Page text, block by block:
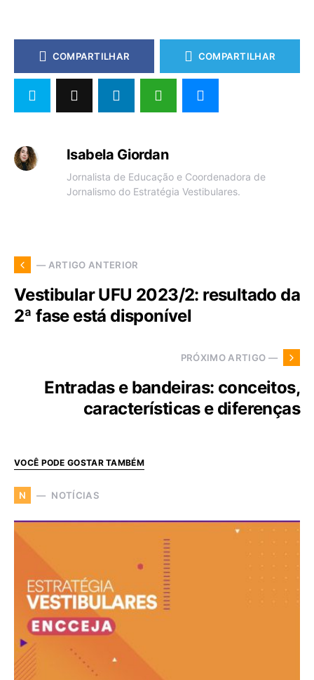
COMPARTILHAR COMPARTILHAR
Isabela Giordan
Jornalista de Educação e Coordenadora de
Jornalismo do Estratégia Vestibulares.
— ARTIGO ANTERIOR
Vestibular UFU 2023/2: resultado da
2ª fase está disponível
PRÓXIMO ARTIGO —
Entradas e bandeiras: conceitos,
características e diferenças
VOCÊ PODE GOSTAR TAMBÉM
N NOTÍCIAS